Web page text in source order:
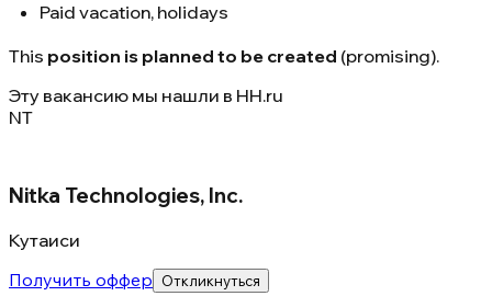
Paid vacation, holidays
This position is planned to be created (promising).
Эту вакансию мы нашли в HH.ru
NT
Nitka Technologies, Inc.
Кутаиси
Получить оффер
Откликнуться